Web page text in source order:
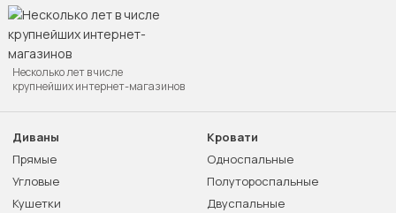
Несколько лет в числе
крупнейших интернет-магазинов
Диваны
Прямые
Угловые
Кушетки
Кровати
Односпальные
Полутороспальные
Двуспальные